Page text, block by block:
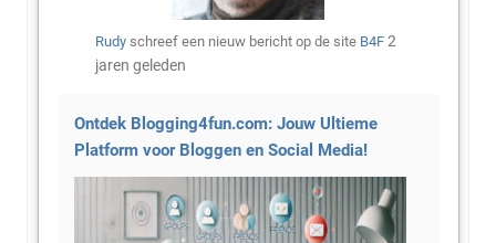
Rudy schreef een nieuw bericht op de site B4F 2
jaren geleden
Ontdek Blogging4fun.com: Jouw Ultieme
Platform voor Bloggen en Social Media!